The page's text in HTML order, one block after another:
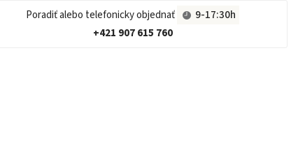
Poradiť alebo telefonicky objednať
9-17:30h
+421 907 615 760